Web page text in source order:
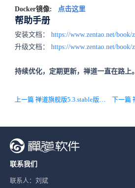
Docker镜像: 点击这里
帮助手册
安装文档： https://www.zentao.net/book/
升级文档： https://www.zentao.net/book/
持续优化，定期更新，禅道一直在路上。
联系我们
联系人：刘斌